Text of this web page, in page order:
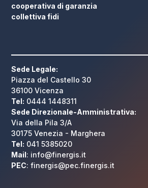
cooperativa di garanzia
collettiva fidi
Sede Legale:
Piazza del Castello 30
36100 Vicenza
Tel: 0444 1448311
Sede Direzionale-Amministrativa:
Via della Pila 3/A
30175 Venezia - Marghera
Tel: 041 5385020
Mail: info@finergis.it
PEC: finergis@pec.finergis.it